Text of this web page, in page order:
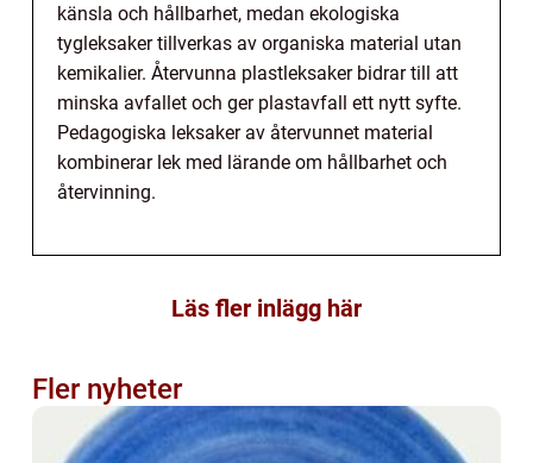
känsla och hållbarhet, medan ekologiska
tygleksaker tillverkas av organiska material utan
kemikalier. Återvunna plastleksaker bidrar till att
minska avfallet och ger plastavfall ett nytt syfte.
Pedagogiska leksaker av återvunnet material
kombinerar lek med lärande om hållbarhet och
återvinning.
Läs fler inlägg här
Fler nyheter